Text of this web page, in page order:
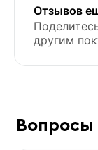
Отзывов
другим
Вопросы